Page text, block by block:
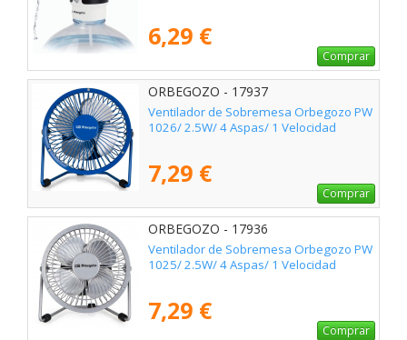
6,29 €
Comprar
ORBEGOZO - 17937
Ventilador de Sobremesa Orbegozo PW
1026/ 2.5W/ 4 Aspas/ 1 Velocidad
7,29 €
Comprar
ORBEGOZO - 17936
Ventilador de Sobremesa Orbegozo PW
1025/ 2.5W/ 4 Aspas/ 1 Velocidad
7,29 €
Comprar